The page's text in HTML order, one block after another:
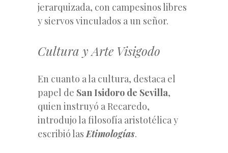
jerarquizada, con campesinos libres
y siervos vinculados a un señor.
Cultura y Arte Visigodo
En cuanto a la cultura, destaca el
papel de San Isidoro de Sevilla,
quien instruyó a Recaredo,
introdujo la filosofía aristotélica y
escribió lasEtimologías.